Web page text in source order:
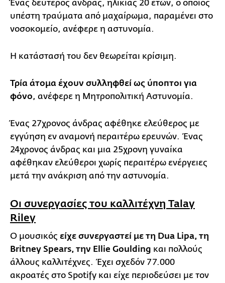
Ένας δεύτερος άνδρας, ηλικίας 20 ετών, ο οποίος
υπέστη τραύματα από μαχαίρωμα, παραμένει στο
νοσοκομείο, ανέφερε η αστυνομία.
Η κατάστασή του δεν θεωρείται κρίσιμη.
Τρία άτομα έχουν συλληφθεί ως ύποπτοι για
φόνο, ανέφερε η Μητροπολιτική Αστυνομία.
Ένας 27χρονος άνδρας αφέθηκε ελεύθερος με
εγγύηση εν αναμονή περαιτέρω ερευνών. Ένας
24χρονος άνδρας και μια 25χρονη γυναίκα
αφέθηκαν ελεύθεροι χωρίς περαιτέρω ενέργειες
μετά την ανάκριση από την αστυνομία.
Οι συνεργασίες του καλλιτέχνη Talay
Riley
Ο μουσικός είχε συνεργαστεί με τη Dua Lipa, τη
Britney Spears, την Ellie Goulding και πολλούς
άλλους καλλιτέχνες. Έχει σχεδόν 77.000
ακροατές στο Spotify και είχε περιοδεύσει με τον